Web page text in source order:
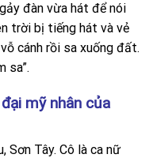
đàn vừa hát để nói
trời bị tiếng hát và vẻ
cánh rồi sa xuống đất.
sa”.
mỹ nhân của
Sơn Tây. Cô là ca nữ